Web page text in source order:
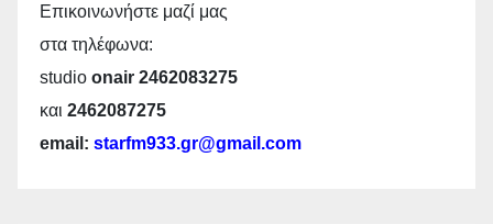
Επικοινωνήστε μαζί μας
στα τηλέφωνα:
studio onair 2462083275
και 2462087275
email: starfm933.gr@gmail.com